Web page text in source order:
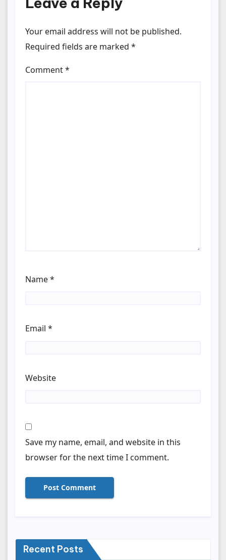
Your email address will not be published.
Required fields are marked *
Comment*
Name*
Email *
Website
Save my name, email, and website in this
browser for the next time I comment.
Recent Posts